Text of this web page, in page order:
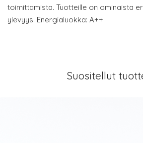
toimittamista. Tuotteille on ominaista
ylevyys. Energialuokka: A++
Suositellut